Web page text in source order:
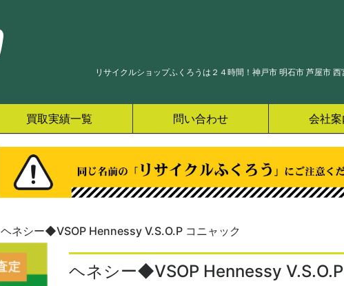
リサイクルショップふくろうは２４時間！神戸市 明石市 芦屋市
買取実績一覧 問い合わせ 会社
ヘネシー◆VSOP Hennessy V.S.O.P コニャック
ヘネシー◆VSOP Hennessy